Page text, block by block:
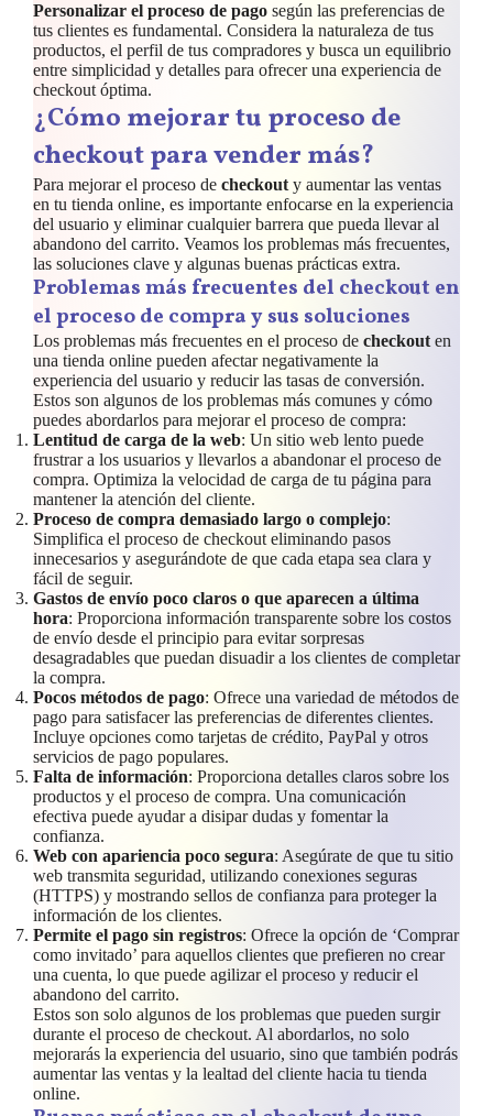
Personalizar el proceso de pago según las preferencias de
tus clientes es fundamental. Considera la naturaleza de tus
productos, el perfil de tus compradores y busca un equilibrio
entre simplicidad y detalles para ofrecer una experiencia de
checkout óptima.
¿Cómo mejorar tu proceso de
checkout para vender más?
Para mejorar el proceso de checkout y aumentar las ventas
en tu tienda online, es importante enfocarse en la experiencia
del usuario y eliminar cualquier barrera que pueda llevar al
abandono del carrito. Veamos los problemas más frecuentes,
las soluciones clave y algunas buenas prácticas extra.
Problemas más frecuentes del checkout en
el proceso de compray sus soluciones
Los problemas más frecuentes en el proceso de checkout en
una tienda online pueden afectar negativamente la
experiencia del usuario y reducir las tasas de conversión.
Estos son algunos de los problemas más comunes y cómo
puedes abordarlos para mejorar el proceso de compra:
Lentitud de carga de la web: Un sitio web lento puede
frustrar a los usuarios y llevarlos a abandonar el proceso de
compra. Optimiza la velocidad de carga de tu página para
mantener la atención del cliente.
Proceso de compra demasiado largo o complejo:
Simplifica el proceso de checkout eliminando pasos
innecesarios y asegurándote de que cada etapa sea clara y
fácil de seguir.
Gastos de envío poco claros o que aparecen a última
hora: Proporciona información transparente sobre los costos
de envío desde el principio para evitar sorpresas
desagradables que puedan disuadir a los clientes de completar
la compra.
Pocos métodos de pago: Ofrece una variedad de métodos de
pago para satisfacer las preferencias de diferentes clientes.
Incluye opciones como tarjetas de crédito, PayPal y otros
servicios de pago populares.
Falta de información: Proporciona detalles claros sobre los
productos y el proceso de compra. Una comunicación
efectiva puede ayudar a disipar dudas y fomentar la
confianza.
Web con apariencia poco segura: Asegúrate de que tu sitio
web transmita seguridad, utilizando conexiones seguras
(HTTPS) y mostrando sellos de confianza para proteger la
información de los clientes.
Permite el pago sin registros: Ofrece la opción de ‘Comprar
como invitado’ para aquellos clientes que prefieren no crear
una cuenta, lo que puede agilizar el proceso y reducir el
abandono del carrito.
Estos son solo algunos de los problemas que pueden surgir
durante el proceso de checkout. Al abordarlos, no solo
mejorarás la experiencia del usuario, sino que también podrás
aumentar las ventas y la lealtad del cliente hacia tu tienda
online.